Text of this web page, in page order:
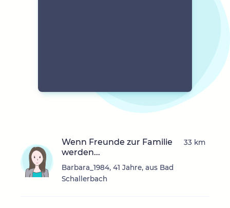
Wenn Freunde zur Familie
werden...
Barbara_1984, 41 Jahre, aus Bad
Schallerbach
33 km